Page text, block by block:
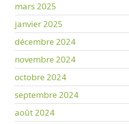
mars 2025
janvier 2025
décembre 2024
novembre 2024
octobre 2024
septembre 2024
août 2024